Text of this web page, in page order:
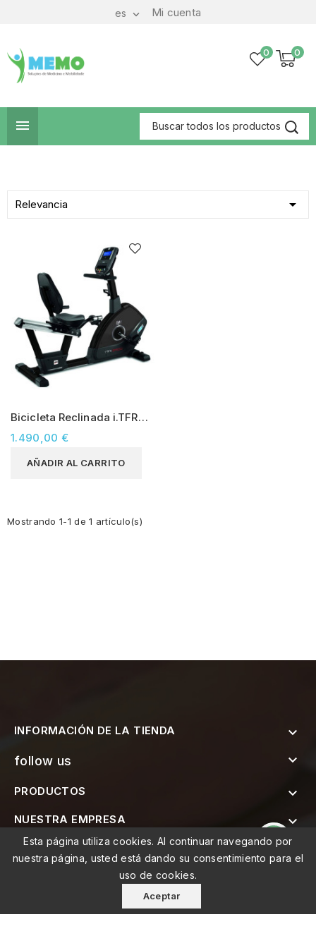
Mi cuenta
es 
0
0

Relevancia 
Bicicleta Reclinada i.TFR
MED (semiprofesional)
1.490,00 €
AÑADIR AL CARRITO
Mostrando 1-1 de 1 artículo(s)
INFORMACIÓN DE LA TIENDA 
follow us 
Esta página utiliza cookies. Al continuar navegando por
nuestra página, usted está dando su consentimiento para el
uso de cookies.
Aceptar
PRODUCTOS 
NUESTRA EMPRESA 
SUSCRÍBETE AL BOLETÍN 